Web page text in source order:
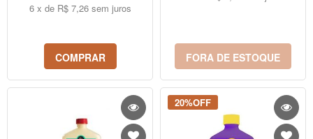
6 x de R$ 7,26 sem juros
COMPRAR FORA DE ESTOQUE
20%OFF